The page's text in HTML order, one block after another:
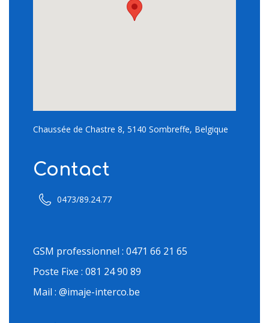
Chaussée de Chastre 8, 5140 Sombreffe, Belgique
Contact
0473/89.24.77
GSM professionnel : 0471 66 21 65
Poste Fixe : 081 24 90 89
Mail : @imaje-interco.be